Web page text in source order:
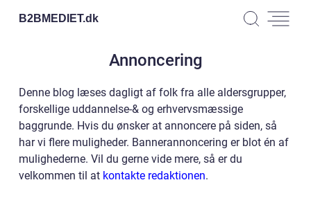
B2BMEDIET.dk
Annoncering
Denne blog læses dagligt af folk fra alle aldersgrupper,
forskellige uddannelse-& og erhvervsmæssige
baggrunde. Hvis du ønsker at annoncere på siden, så
har vi flere muligheder. Bannerannoncering er blot én af
mulighederne. Vil du gerne vide mere, så er du
velkommen til at kontakte redaktionen.